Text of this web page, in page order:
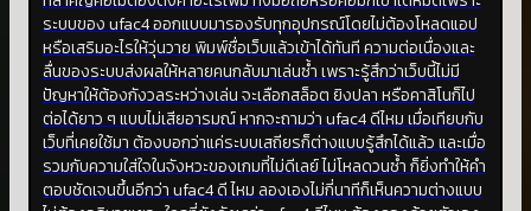
ระบบของ ufac4 ออกแบบมารองรับทุกอุปกรณ์โดยไม่ต้องโหลดแอป
หรือเสริมอะไรให้วุ่นวาย พิมพ์ชื่อเว็บแล้วเข้าได้ทันที ความต่อเนื่องและ
ลื่นของระบบส่งผลให้หลายคนกลับมาเล่นซ้ำ เพราะรู้สึกว่าเว็บนี้ไม่มี
ปัญหาให้ต้องกังวลระหว่างเล่น จะเลือกสล็อต ยิงปลา หรือคาสิโนก็ไป
ต่อได้ยาว ๆ แบบไม่เสียอารมณ์ หากจะถามว่า ufac4 ดีไหม เมื่อเทียบกับ
เว็บที่เคยใช้มา ต้องบอกว่าแค่ระบบเสถียรก็ต่างแบบรู้สึกได้แล้ว และเมื่อ
รวมกับความใส่ใจในจังหวะของเกมที่ไม่ดีเลย์ ไม่โหลดวนซ้ำ ก็ยิ่งทำให้คำ
ตอบชัดเจนขึ้นอีกว่า ufac4 ดี ไหม ลองเองไม่กี่นาทีก็เห็นความต่างแบบ